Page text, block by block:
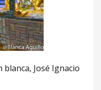
José Ignacio